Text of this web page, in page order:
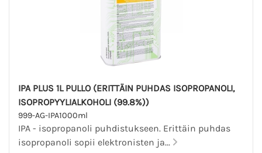
IPA PLUS 1L PULLO (ERITTÄIN PUHDAS ISOPROPANOLI,
ISOPROPYYLIALKOHOLI (99.8%))
999-AG-IPA1000ml
IPA - isopropanoli puhdistukseen. Erittäin puhdas
isopropanoli sopii elektronisten ja...